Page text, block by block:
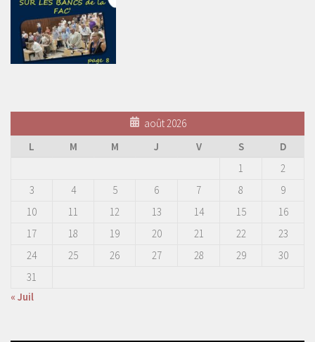
août 2026
L
M M J V S
D
1
2
3
4 5 6 7 8
9
10
11 12 13 14 15
16
17
18 19 20 21 22
23
24
25 26 27 28 29
30
31
« Juil